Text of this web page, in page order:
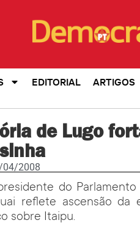
EDITORIAL ARTIGOS
de Lugo
04/2008
do
reflete ascensão
sobre Itaipu.